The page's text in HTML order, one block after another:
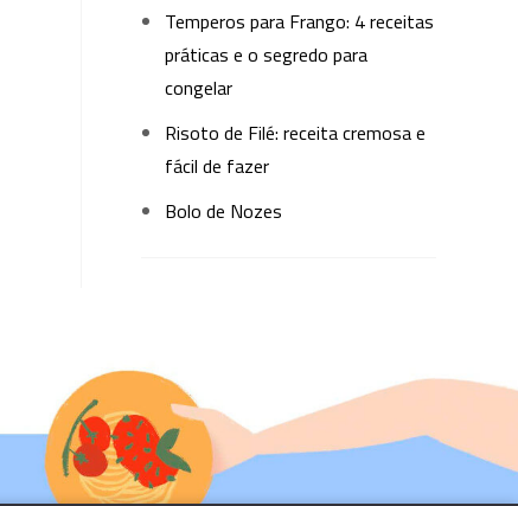
Temperos para Frango: 4 receitas
práticas e o segredo para
congelar
Risoto de Filé: receita cremosa e
fácil de fazer
Bolo de Nozes